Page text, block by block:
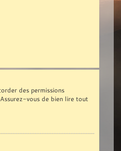
des permissions
vous de bien lire tout